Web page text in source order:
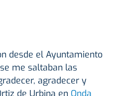
desde el Ayuntamiento
me saltaban las
agradecer y
de Urbina en Onda